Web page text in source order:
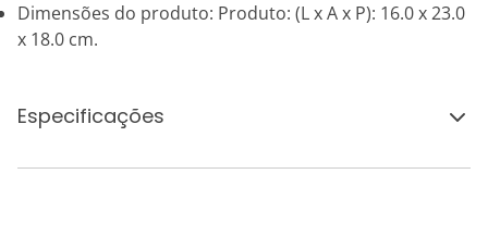
Dimensões do produto: Produto: (L x A x P): 16.0 x 23.0
x 18.0 cm.
Especificações